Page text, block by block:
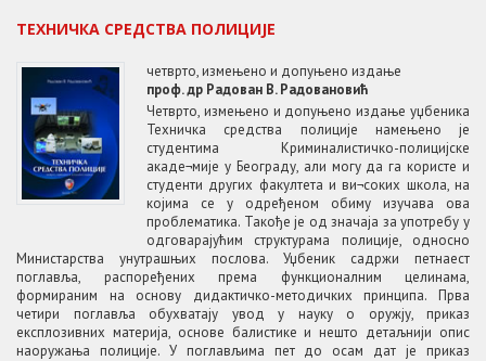
ТЕХНИЧКА СРЕДСТВА ПОЛИЦИЈЕ
четврто, измењено и допуњено издање
проф. др Радован В. Радовановић
Четврто, измењено и допуњено издање уџбеника
Техничка средства полиције намењено је
студентима Криминалистичко-полицијске
акаде¬мије у Београду, али могу да га користе и
студенти других факултета и ви¬соких школа, на
којима се у одређеном обиму изучава ова
проблематика. Такође је од значаја за употребу у
одговарајућим структурама полиције, односно
Министарства унутрашњих послова. Уџбеник садржи петнаест
поглавља, распоређених према функционалним целинама,
формираним на основу дидактичко-методичких принципа. Прва
четири поглавља обухватају увод у науку о оружју, приказ
експлозивних материја, основе балистике и нешто детаљнији опис
наоружања полиције. У поглављима пет до осам дат је приказ